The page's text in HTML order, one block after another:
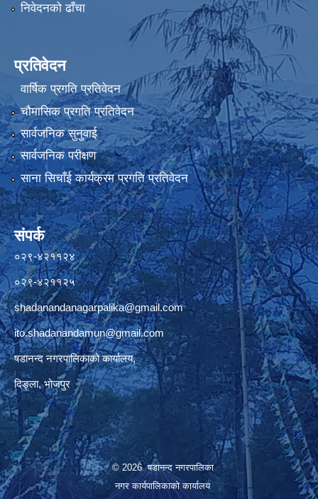
निवेदनको ढाँचा
प्रतिवेदन
वार्षिक प्रगति प्रतिवेदन
चौमासिक प्रगति प्रतिवेदन
सार्वजनिक सुनुवाई
सार्वजनिक परीक्षण
साना सिचाँई कार्यक्रम प्रगति प्रतिवेदन
संपर्क
०२९-४२११२४
०२९-४२११२५
shadanandanagarpalika@gmail.com
ito.shadanandamun@gmail.com
षडानन्द नगरपालिकाको कार्यालय,
दिङ्ला, भोजपुर
© 2026 षडानन्द नगरपालिका
नगर कार्यपालिकाको कार्यालय